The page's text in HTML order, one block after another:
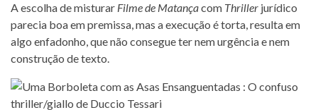
A escolha de misturar Filme de Matançacom Thriller jurídico
parecia boa em premissa, mas a execução é torta, resulta em
algo enfadonho, que não consegue ter nem urgência e nem
construção de texto.